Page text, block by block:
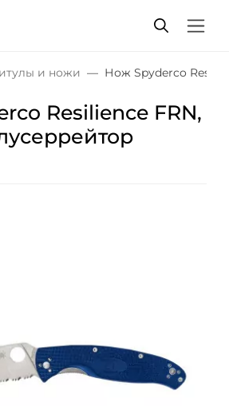
и ножи Нож Spyderco
Resilience FRN,